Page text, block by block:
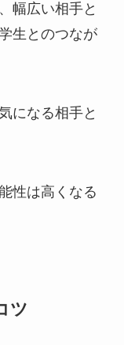
幅広い相手と
生とのつなが
になる相手と
性は高くなる
ツ